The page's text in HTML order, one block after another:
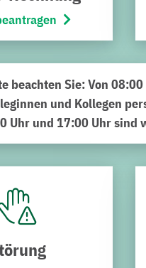
Viel Erfolg bei der Suche.
beachten Sie: Von
und Kollegen
Uhr und 17:00 Uhr sind